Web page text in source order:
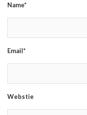
Name*
Email*
Webstie